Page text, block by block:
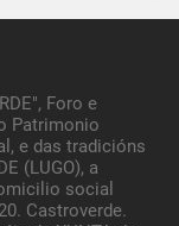
Foro e
Patrimonio
e das tradicións
(LUGO), a
social
Castroverde.